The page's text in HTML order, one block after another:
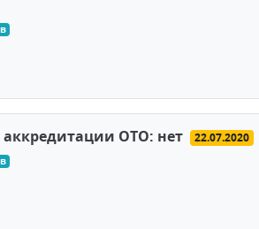
ОТО: нет 22.07.2020